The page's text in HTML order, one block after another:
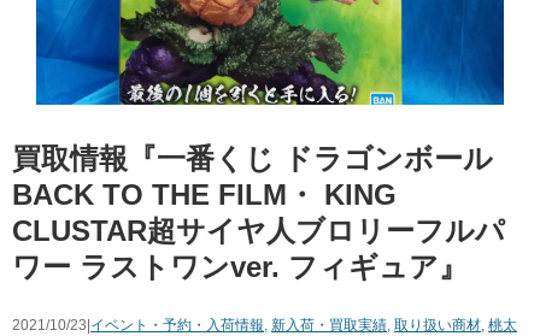
買取情報『一番くじ ドラゴンボール ​
BACK ​TO ​THE ​FILM・ ​KING ​
CLUSTAR超サイヤ人ブロリーフルパ
ワー ​ラストワンver. ​フィギュア』
2021/10/23| イベント・予約・入荷情報, 新入荷・買取実績, 取り扱い商材, 桃太